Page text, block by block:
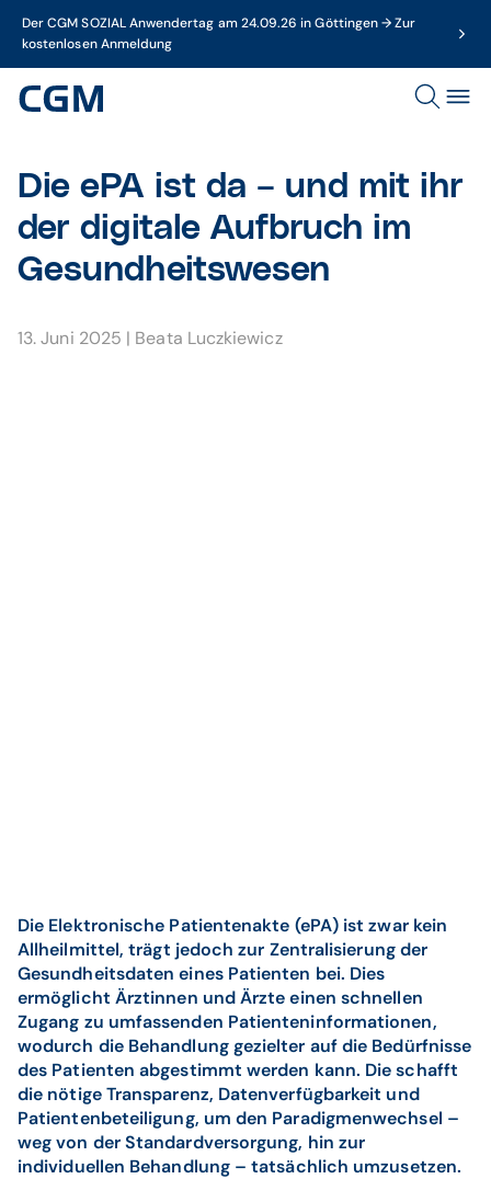
Der CGM SOZIAL Anwendertag am 24.09.26 in Göttingen → Zur
kostenlosen Anmeldung
Die ePA ist da – und mit ihr
der digitale Aufbruch im
Gesundheitswesen
13. Juni 2025 | Beata Luczkiewicz
Die Elektronische Patientenakte (ePA) ist zwar kein
Allheilmittel, trägt jedoch zur Zentralisierung der
Gesundheitsdaten eines Patienten bei. Dies
ermöglicht Ärztinnen und Ärzte einen schnellen
Zugang zu umfassenden Patienteninformationen,
wodurch die Behandlung gezielter auf die Bedürfnisse
des Patienten abgestimmt werden kann. Die schafft
die nötige Transparenz, Datenverfügbarkeit und
Patientenbeteiligung, um den Paradigmenwechsel –
weg von der Standardversorgung, hin zur
individuellen Behandlung – tatsächlich umzusetzen.